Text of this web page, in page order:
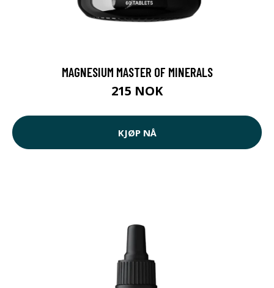
MAGNESIUM MASTER OF MINERALS
215 NOK
KJØP NÅ